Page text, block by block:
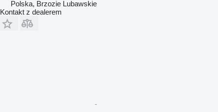
Polska, Brzozie Lubawskie
Kontakt z dealerem